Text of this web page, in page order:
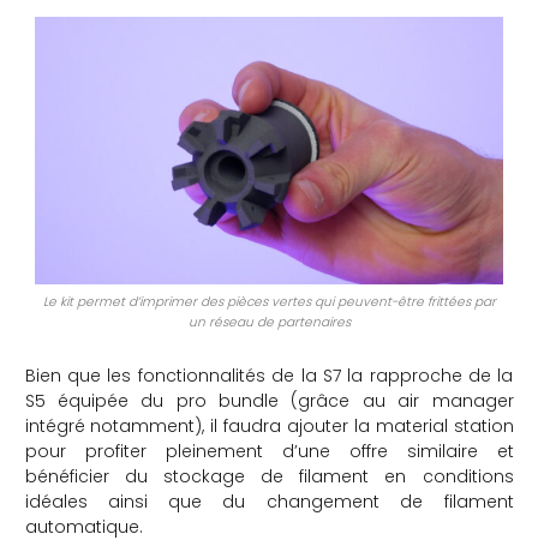
Le kit permet d’imprimer des pièces vertes qui peuvent-être frittées par
un réseau de partenaires
Bien que les fonctionnalités de la S7 la rapproche de la
S5 équipée du pro bundle (grâce au air manager
intégré notamment), il faudra ajouter la material station
pour profiter pleinement d’une offre similaire et
bénéficier du stockage de filament en conditions
idéales ainsi que du changement de filament
automatique.